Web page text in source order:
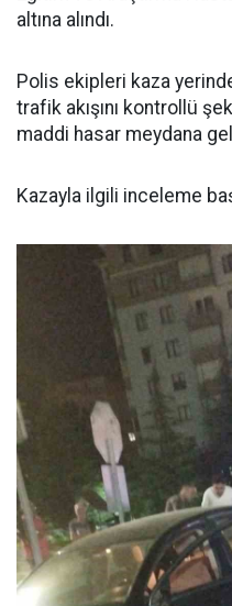
altına alındı.
Polis ekipleri kaza
trafik akışını kontrollü
maddi hasar meydana
Kazayla ilgili inceleme